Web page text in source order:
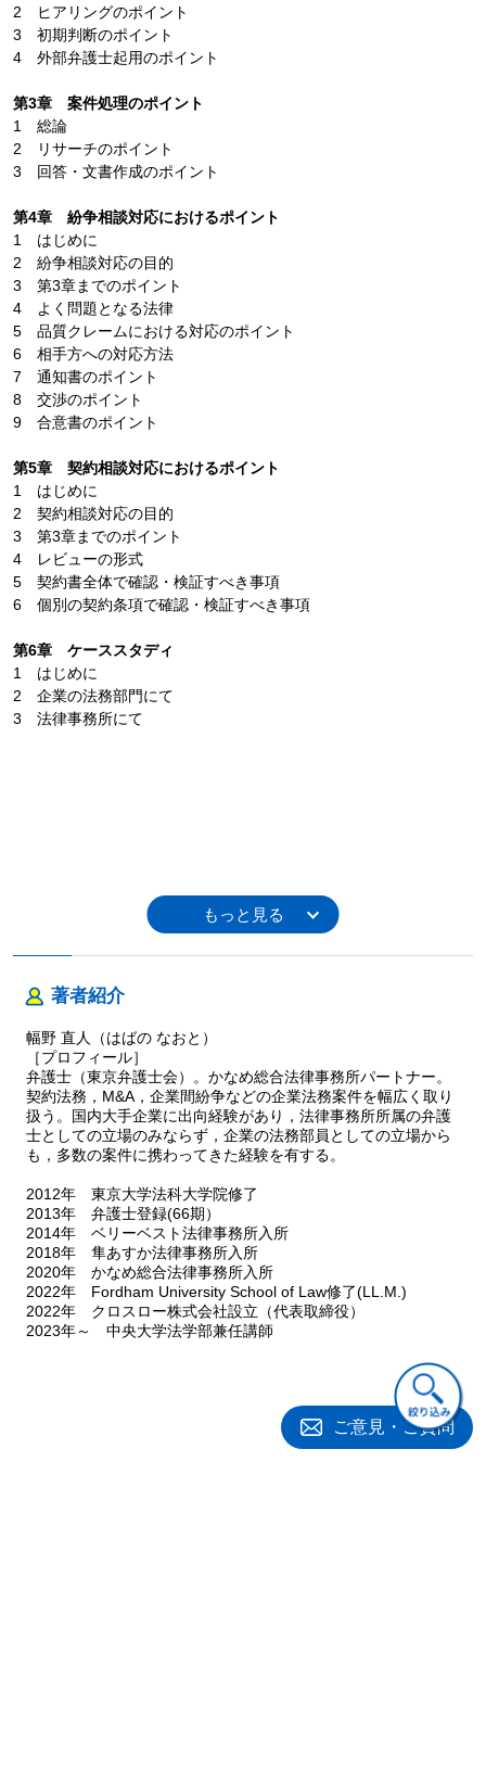
2 ヒアリングのポイント
3 初期判断のポイント
4 外部弁護士起用のポイント
第3章 案件処理のポイント
1 総論
2 リサーチのポイント
3 回答・文書作成のポイント
第4章 紛争相談対応におけるポイント
1 はじめに
2 紛争相談対応の目的
3 第3章までのポイント
4 よく問題となる法律
5 品質クレームにおける対応のポイント
6 相手方への対応方法
7 通知書のポイント
8 交渉のポイント
9 合意書のポイント
第5章 契約相談対応におけるポイント
1 はじめに
2 契約相談対応の目的
3 第3章までのポイント
4 レビューの形式
5 契約書全体で確認・検証すべき事項
6 個別の契約条項で確認・検証すべき事項
第6章 ケーススタディ
1 はじめに
2 企業の法務部門にて
3 法律事務所にて
著者紹介
幅野 直人（はばの なおと）
［プロフィール］
弁護士（東京弁護士会）。かなめ総合法律事務所パートナー。
契約法務，M&A，企業間紛争などの企業法務案件を幅広く取り
扱う。国内大手企業に出向経験があり，法律事務所所属の弁護
士としての立場のみならず，企業の法務部員としての立場から
も，多数の案件に携わってきた経験を有する。
2012年 東京大学法科大学院修了
2013年 弁護士登録(66期）
2014年 ベリーベスト法律事務所入所
2018年 隼あすか法律事務所入所
2020年 かなめ総合法律事務所入所
2022年 Fordham University School of Law修了(LL.M.)
2022年 クロスロー株式会社設立（代表取締役）
2023年～ 中央大学法学部兼任講師
ご意見・ご質問